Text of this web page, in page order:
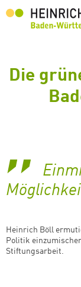
Die
Heinrich Böll
Politik
Stiftungsarbeit.